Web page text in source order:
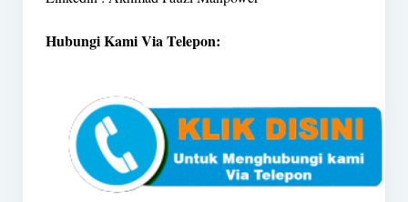
Hubungi Kami Via Telepon: